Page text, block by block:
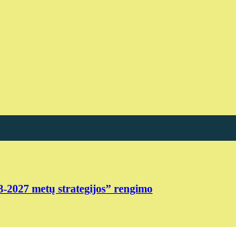
2027 metų strategijos” rengimo